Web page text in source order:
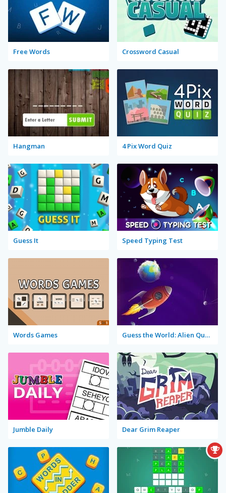
Free Words Crossword Casual
Hangman 4 Pix Word Quiz
Guess It Speed Typing Test
Words Games Guess the World: Alien Quest
Jumble Daily Dear Grim Reaper